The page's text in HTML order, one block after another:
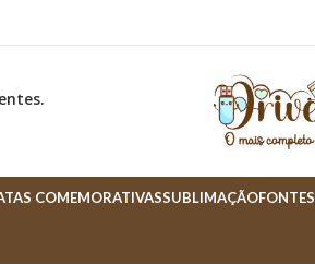
COMEMORATIVASSUBLIMAÇÃOFONTES